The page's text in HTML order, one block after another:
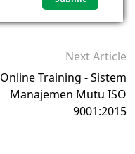
Next Article
Online Training - Sistem
Manajemen Mutu ISO
9001:2015